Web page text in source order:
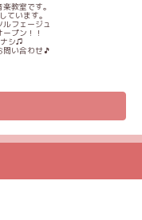
教室です。
ています。
フェージュ
プン！！
シ♫
い合わせ🎵